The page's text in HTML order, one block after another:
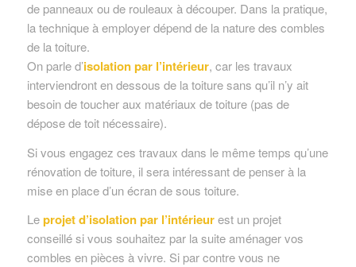
de panneaux ou de rouleaux à découper. Dans la pratique,
la technique à employer dépend de la nature des combles
de la toiture.
On parle d’isolation par l’intérieur, car les travaux
interviendront en dessous de la toiture sans qu’il n’y ait
besoin de toucher aux matériaux de toiture (pas de
dépose de toit nécessaire).
Si vous engagez ces travaux dans le même temps qu’une
rénovation de toiture, il sera intéressant de penser à la
mise en place d’un écran de sous toiture.
Leprojet d’isolation par l’intérieurest un projet
conseillé si vous souhaitez par la suite aménager vos
combles en pièces à vivre. Si par contre vous ne